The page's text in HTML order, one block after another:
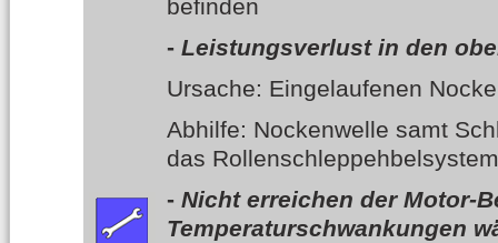
befinden
- Leistungsverlust in den
Ursache: Eingelaufenen
Abhilfe: Nockenwelle samt
das
- Nicht erreichen der Motor-
Temperaturschwankungen